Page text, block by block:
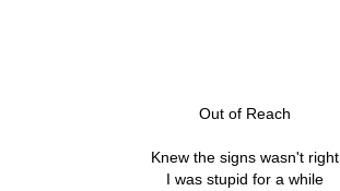
Out of Reach
Knew the signs wasn't right
I was stupid for a while